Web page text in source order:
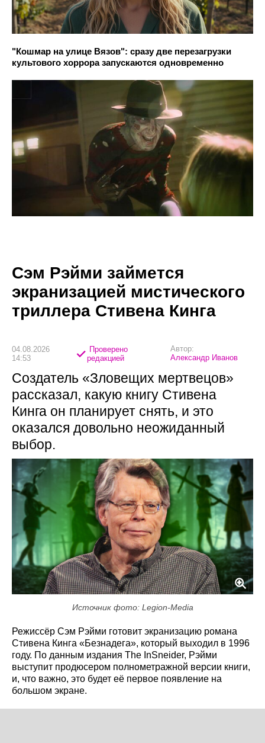
"Кошмар на улице Вязов": сразу две перезагрузки
культового хоррора запускаются одновременно
Сэм Рэйми займется
экранизацией мистического
триллера Стивена Кинга
04.08.2026
14:53
Проверено
редакцией
Автор:
Александр Иванов
Создатель «Зловещих мертвецов»
рассказал, какую книгу Стивена
Кинга он планирует снять, и это
оказался довольно неожиданный
выбор.
Источник фото: Legion-Media
Режиссёр Сэм Рэйми готовит экранизацию романа
Стивена Кинга «Безнадега», который выходил в 1996
году. По данным издания The InSneider, Рэйми
выступит продюсером полнометражной версии книги,
и, что важно, это будет её первое появление на
большом экране.